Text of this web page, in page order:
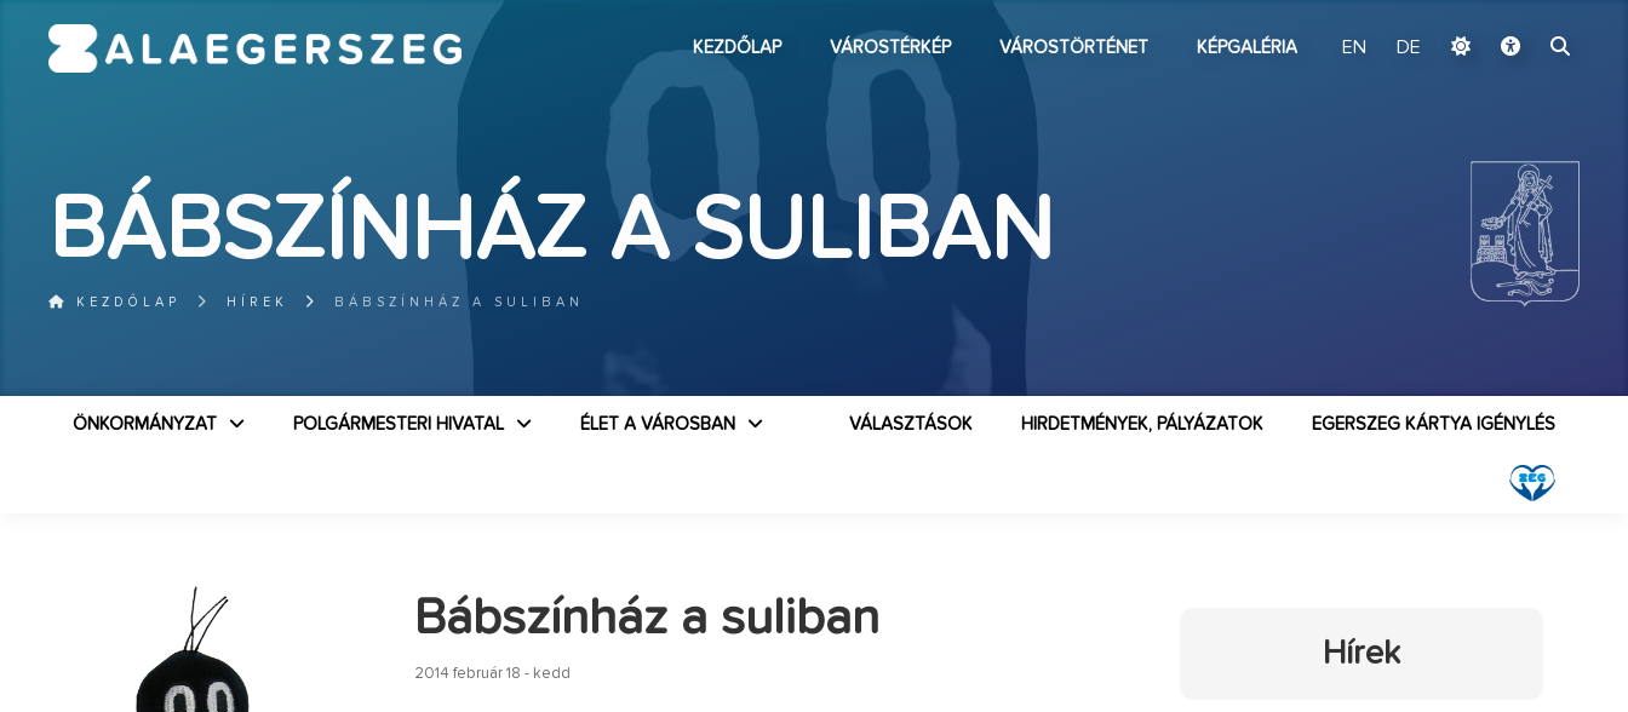
KEZDŐLAP VÁROSTÉRKÉP VÁROSTÖRTÉNET KÉPGALÉRIA EN DE
BÁBSZÍNHÁZ A SULIBAN
KEZDŐLAP HÍREK BÁBSZÍNHÁZ A SULIBAN
ÖNKORMÁNYZAT POLGÁRMESTERI HIVATAL ÉLET A VÁROSBAN EGERSZEG KÁRTYA IGÉNYLÉS
HIRDETMÉNYEK, PÁLYÁZATOK
VÁLASZTÁSOK
Bábszínház a suliban
2014 február 18 - kedd
Hírek